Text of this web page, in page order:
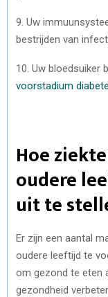
9. Uw
bestrijden van
10. Uw bloedsuiker
voorstadium
Hoe
oudere
uit te
Er zijn een aantal
oudere leeftijd te
om gezond te eten
gezondheid